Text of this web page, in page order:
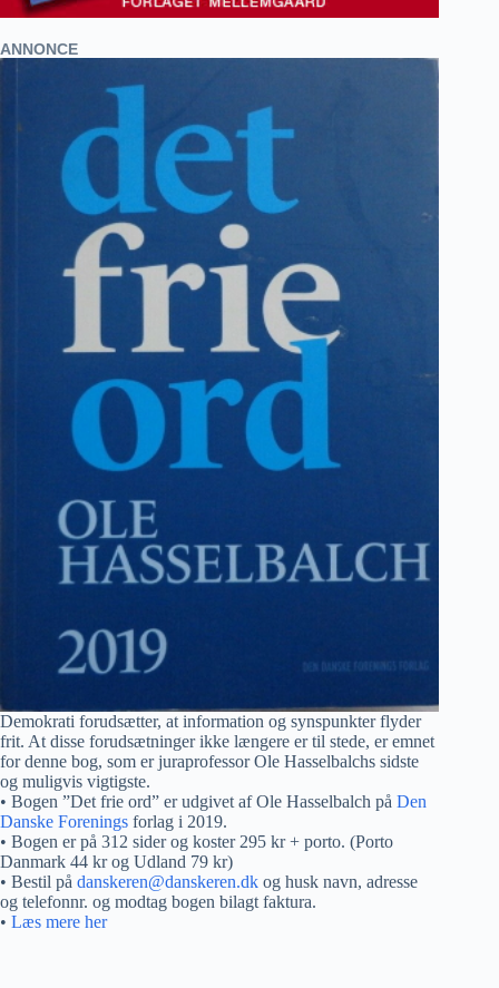
ANNONCE
Demokrati forudsætter, at information og synspunkter flyder
frit. At disse forudsætninger ikke længere er til stede, er emnet
for denne bog, som er juraprofessor Ole Hasselbalchs sidste
og muligvis vigtigste.
• Bogen ”Det frie ord” er udgivet af Ole Hasselbalch på Den
Danske Forenings forlag i 2019.
• Bogen er på 312 sider og koster 295 kr + porto. (Porto
Danmark 44 kr og Udland 79 kr)
• Bestil på danskeren@danskeren.dk og husk navn, adresse
og telefonnr. og modtag bogen bilagt faktura.
• Læs mere her